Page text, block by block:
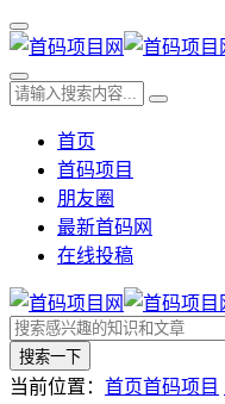
首页
首码项目
朋友圈
最新首码网
在线投稿
搜索一下
当前位置： 首页首码项目